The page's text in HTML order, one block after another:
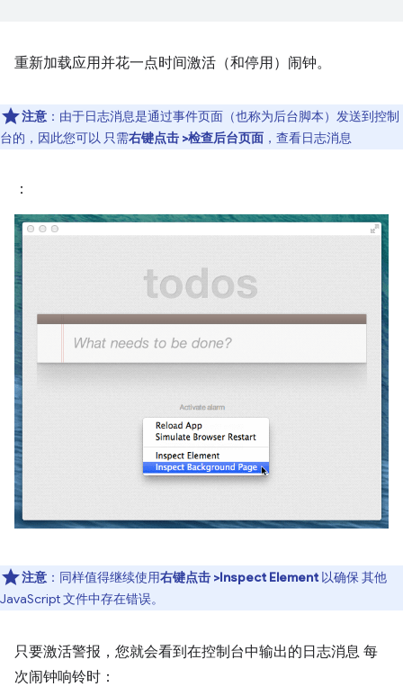
重新加载应用并花一点时间激活（和停用）闹钟。
注意 ：由于日志消息是通过事件页面（也称为后台脚本）发送到控制
台的，因此您可以 只需右键点击 >检查后台页面 ，查看日志消息
：
注意 ：同样值得继续使用右键点击 >Inspect Element 以确保 其他
JavaScript 文件中存在错误。
只要激活警报，您就会看到在控制台中输出的日志消息 每
次闹钟响铃时：